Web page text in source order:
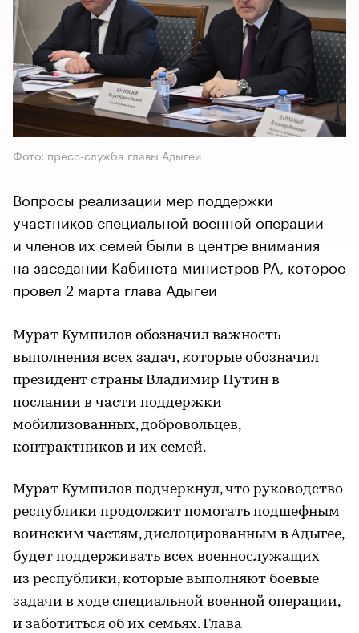
Фото: пресс-служба главы Адыгеи
Вопросы реализации мер поддержки
участников специальной военной операции
и членов их семей были в центре внимания
на заседании Кабинета министров РА, которое
провел 2 марта глава Адыгеи
Мурат Кумпилов обозначил важность
выполнения всех задач, которые обозначил
президент страны Владимир Путин в
послании в части поддержки
мобилизованных, добровольцев,
контрактников и их семей.
Мурат Кумпилов подчеркнул, что руководство
республики продолжит помогать подшефным
воинским частям, дислоцированным в Адыгее,
будет поддерживать всех военнослужащих
из республики, которые выполняют боевые
задачи в ходе специальной военной операции,
и заботиться об их семьях. Глава